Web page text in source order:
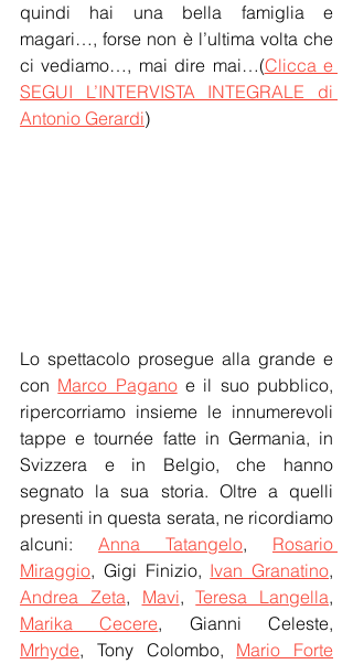
quindi hai una bella famiglia e
magari…, forse non è l’ultima volta che
ci vediamo…, mai dire mai…(Clicca e
SEGUI L’INTERVISTA INTEGRALE di
Antonio Gerardi)
Lo spettacolo prosegue alla grande e
con Marco Pagano e il suo pubblico,
ripercorriamo insieme le innumerevoli
tappe e tournée fatte in Germania, in
Svizzera e in Belgio, che hanno
segnato la sua storia. Oltre a quelli
presenti in questa serata, ne ricordiamo
alcuni: Anna Tatangelo, Rosario
Miraggio, Gigi Finizio, Ivan Granatino
Andrea Zeta, Mavi, Teresa Langella
Marika Cecere
Mrhyde, Tony Colombo, Mario Forte